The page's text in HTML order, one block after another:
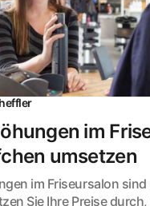
im
umsetzen
im Friseursalon
Sie Ihre Preise